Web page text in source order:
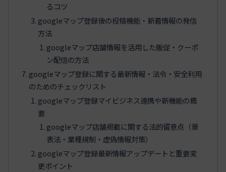
るコツ
googleマップ登録後の投稿機能・新着情報の発信
方法
googleマップ店舗情報を活用した販促・クーポ
ン配信の方法
googleマップ登録に関する最新情報・法令・安全利用
のためのチェックリスト
googleマップ登録マイビジネス連携や新機能の概
要
googleマップ店舗掲載に関する法的留意点（景
表法・業種規制・虚偽情報対策）
googleマップ登録最新情報アップデートと重要変
更ポイント